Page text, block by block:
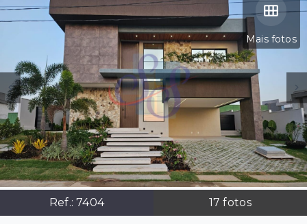
Mais fotos
Ref.: 7404 17 fotos